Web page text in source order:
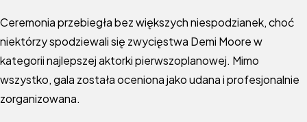
Ceremonia przebiegła bez większych niespodzianek, choć
niektórzy spodziewali się zwycięstwa Demi Moore w
kategorii najlepszej aktorki pierwszoplanowej. Mimo
wszystko, gala została oceniona jako udana i profesjonalnie
zorganizowana.